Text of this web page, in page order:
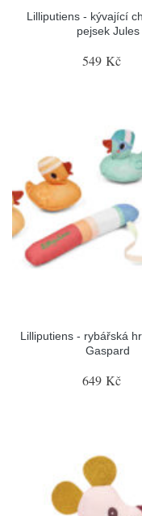
Lilliputiens - kývající
pejsek Jules
549 Kč
Lilliputiens - rybářská
Gaspard
649 Kč